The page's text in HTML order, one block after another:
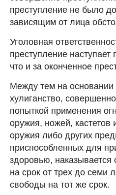
преступление не было
зависящим от лица
Уголовная
преступление
что и за оконченное
Между тем на основании
хулиганство,
попыткой применения
оружия, ножей, кастетов
оружия либо других
приспособленных для
здоровью,
на срок от трех до семи
свободы на тот же срок.